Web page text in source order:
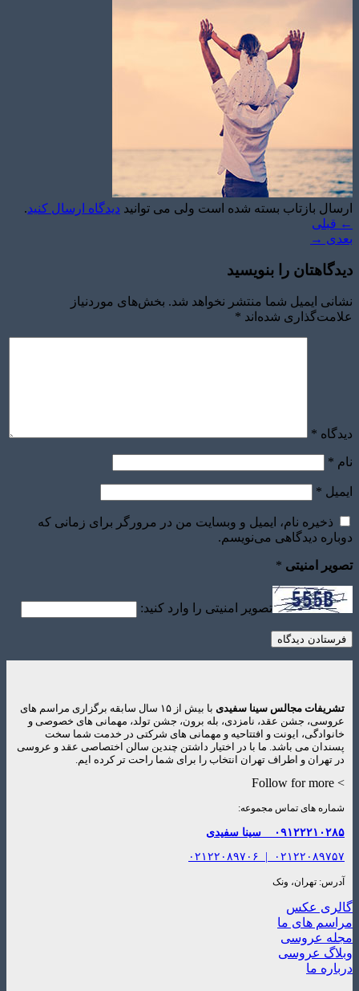
تشریفات مجالس
باغ های عروسی
استودیو عکاسی
قیمت منوها
برآورد قیمت
برآورد قیمت
ارسال بازتاب بسته شده است ولی می توانید دیدگاه ارسال کنید.
← قبلی
بعدی →
دیدگاهتان را بنویسید
نشانی ایمیل شما منتشر نخواهد شد. بخش‌های موردنیاز
علامت‌گذاری شده‌اند *
دیدگاه *
نام *
ایمیل *
ذخیره نام، ایمیل و وبسایت من در مرورگر برای زمانی که
دوباره دیدگاهی می‌نویسم.
تصویر امنیتی *
تصویر امنیتی را وارد کنید:
تشریفات مجالس سینا سفیدی
با بیش از ۱۵ سال سابقه برگزاری مراسم های
عروسی، جشن عقد، نامزدی، بله برون، جشن تولد، مهمانی های خصوصی و
خانوادگی، ایونت و افتتاحیه و مهمانی های شرکتی در خدمت شما سخت
پسندان می باشد. ما با در اختیار داشتن چندین سالن اختصاصی عقد و عروسی
در تهران و اطراف تهران انتخاب را برای شما راحت تر کرده ایم.
> Follow for more
شماره های تماس مجموعه:
۰۹۱۲۲۲۱۰۲۸۵ سینا سفیدی
۰۲۱۲۲۰۸۹۷۵۷ ۰۲۱۲۲۰۸۹۷۰۶
آدرس: تهران، ونک
گالری عکس
مراسم های ما
مجله عروسی
وبلاگ عروسی
درباره ما